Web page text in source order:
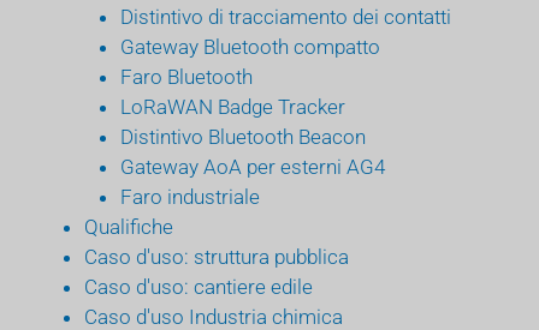
Distintivo di tracciamento dei contatti
Gateway Bluetooth compatto
Faro Bluetooth
LoRaWAN Badge Tracker
Distintivo Bluetooth Beacon
Gateway AoA per esterni AG4
Faro industriale
Qualifiche
Caso d'uso: struttura pubblica
Caso d'uso: cantiere edile
Caso d'uso Industria chimica